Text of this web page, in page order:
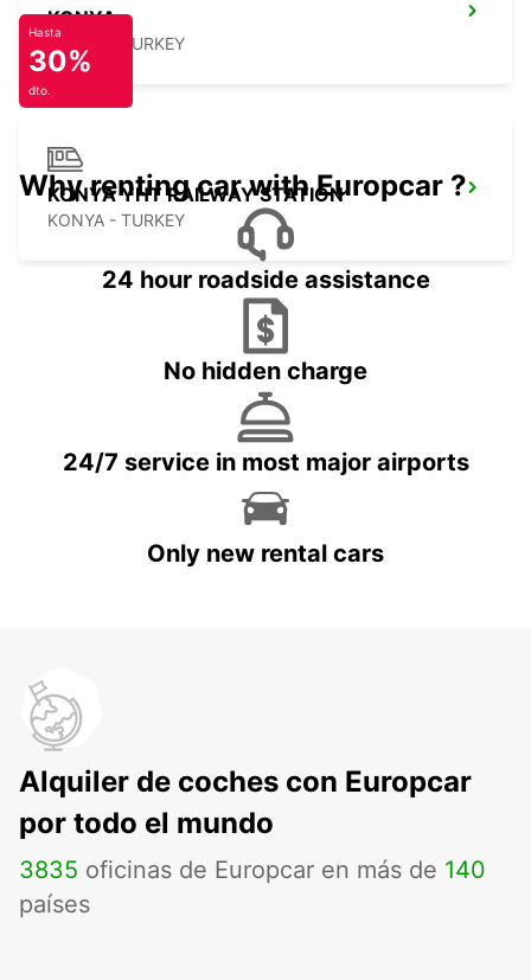
KONYA
KONYA - TURKEY
KONYA YHT RAILWAY STATION
KONYA - TURKEY
Hasta
30%
dto.
Why renting car with Europcar ?
24 hour roadside assistance
No hidden charge
24/7 service in most major airports
Only new rental cars
Alquiler de coches con Europcar
por todo el mundo
3835 oficinas de Europcar en más de 140
países